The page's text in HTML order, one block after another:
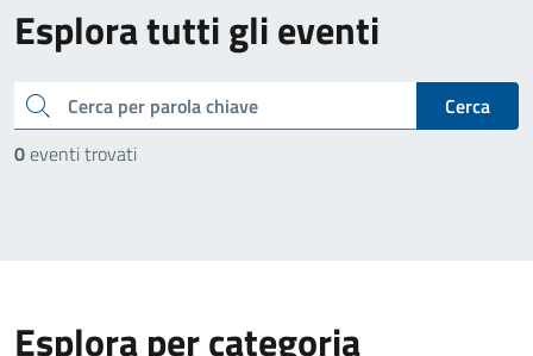
Esplora tutti gli eventi
cerca
Cerca
0eventi trovati
Esplora per categoria